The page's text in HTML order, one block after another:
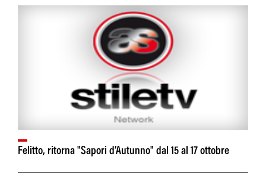
Felitto, ritorna "Sapori d’Autunno" dal 15 al 17 ottobre